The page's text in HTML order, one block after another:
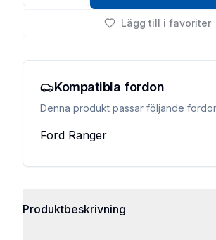
Lägg till i favoriter
Kompatibla fordon
Denna produkt passar följande
Ford Ranger
Produktbeskrivning